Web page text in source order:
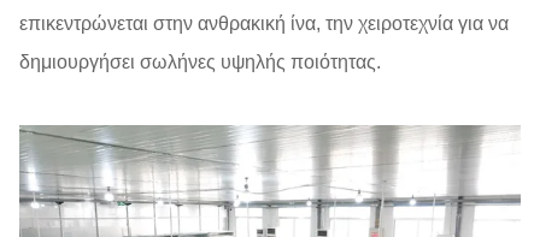
επικεντρώνεται στην ανθρακική ίνα, την χειροτεχνία για να
δημιουργήσει σωλήνες υψηλής ποιότητας.